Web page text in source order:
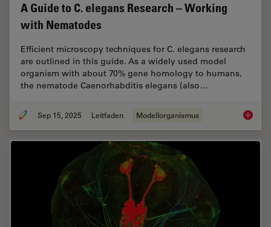
A Guide to C. elegans Research – Working
with Nematodes
Efficient microscopy techniques for C. elegans research
are outlined in this guide. As a widely used model
organism with about 70% gene homology to humans,
the nematode Caenorhabditis elegans (also…
Sep 15, 2025 Leitfaden Modellorganismus A